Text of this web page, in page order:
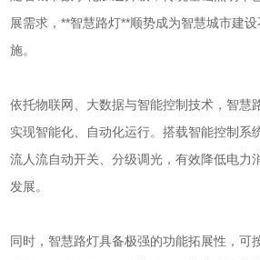
展需求，**智慧路灯**顺势成为智慧城市建
施。
依托物联网、大数据与智能控制技术，智慧
实现智能化、自动化运行。搭载智能控制系
流人流自动开关、分级调光，有效降低电力
发展。
同时，智慧路灯具备极强的功能拓展性，可